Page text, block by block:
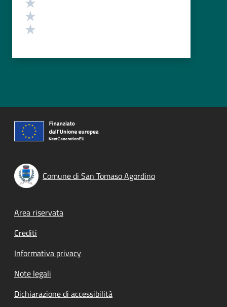
Comune di San Tomaso Agordino
Footer menu
Area riservata
Crediti
Informativa privacy
Note legali
Dichiarazione di accessibilità